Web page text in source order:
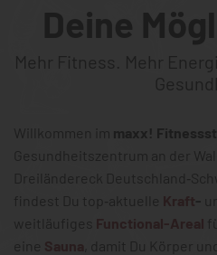
Deine
Mehr Fitness. Mehr
Willkommen im maxx!
Gesundheitszentrum an der
Dreiländereck
findest Du top‑aktuelle
Functional-Areal
, damit Du Körper